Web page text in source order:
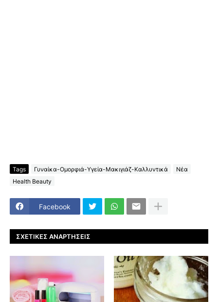
Tags Γυναίκα-Ομορφιά-Υγεία-Μακιγιάζ-Καλλυντικά
Νέα
Health Beauty
Facebook
ΣΧΕΤΙΚΈΣ ΑΝΑΡΤΉΣΕΙΣ